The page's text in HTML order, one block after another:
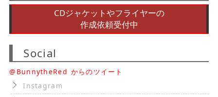
CDジャケットやフライヤーの
作成依頼受付中
Social
@BunnytheRed からのツイート
Instagram